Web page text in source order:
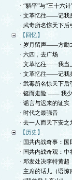
· “躺平”与“三十六计
· 文革忆往——记我
· 武毒所名惊天下后
【回忆】
· 岁月留声——方励
· 六四，去广场
· 文革忆往——我当
· 文革忆往——记我
· 武毒所名惊天下后
· 铤而走险 —— 我
· 谣言与迟来的证实
· 时代之最强音
· 去一人而天下安之
【历史】
· 国共内战奇事：
· 国共内战奇观：
· 邓发处决李特黄超
· 主席的话儿（语惊